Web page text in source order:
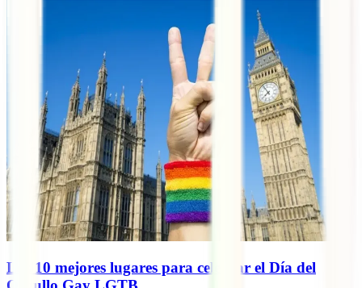
Los 10 mejores lugares para celebrar el Día del